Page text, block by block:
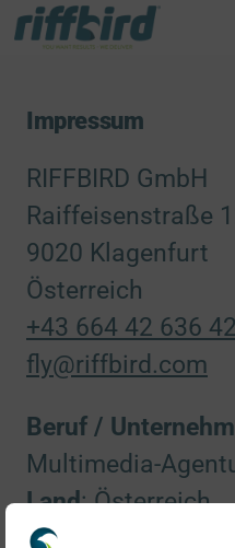
Impressum
RIFFBIRD GmbH
Raiffeisenstraße
9020 Klagenfurt
Österreich
+43 664 42 636 42
fly@riffbird.com
Beruf /
Multimedia-
Land: Österreich